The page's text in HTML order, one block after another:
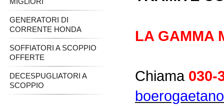
LA GAMMA
Chiama 030-
GENERATORI DI
CORRENTE HONDA
SOFFIATORI A SCOPPIO
OFFERTE
DECESPUGLIATORI A
SCOPPIO